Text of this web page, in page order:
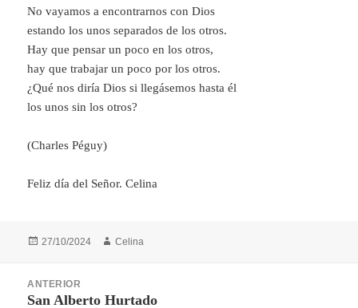
No vayamos a encontrarnos con Dios
estando los unos separados de los otros.
Hay que pensar un poco en los otros,
hay que trabajar un poco por los otros.
¿Qué nos diría Dios si llegásemos hasta él
los unos sin los otros?
(Charles Péguy)
Feliz día del Señor. Celina
Publicado
27/10/2024 Autor
Celina
ANTERIOR
Entrada
San Alberto Hurtado